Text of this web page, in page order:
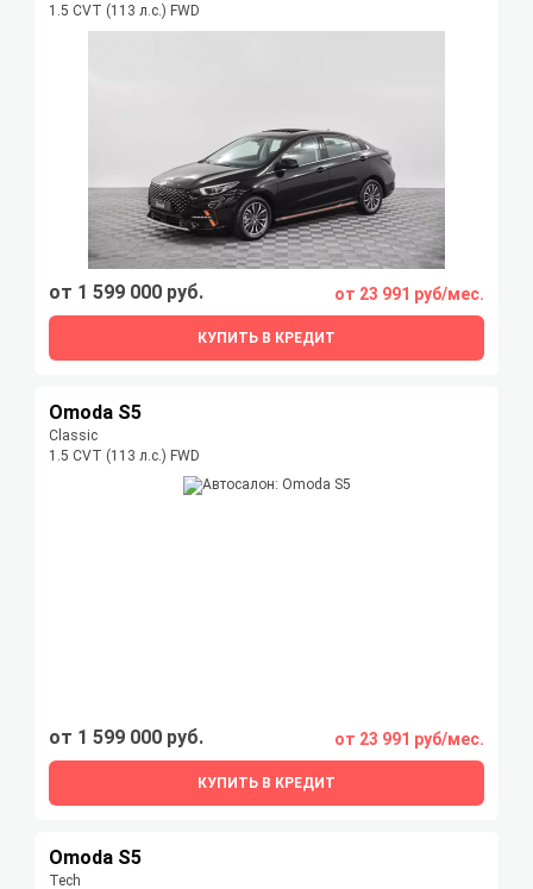
1.5 CVT (113 л.с.) FWD
от 1 599 000 руб. от 23 991 руб/мес.
КУПИТЬ В КРЕДИТ
Omoda S5
Classic
1.5 CVT (113 л.с.) FWD
от 1 599 000 руб. от 23 991 руб/мес.
КУПИТЬ В КРЕДИТ
Omoda S5
Tech